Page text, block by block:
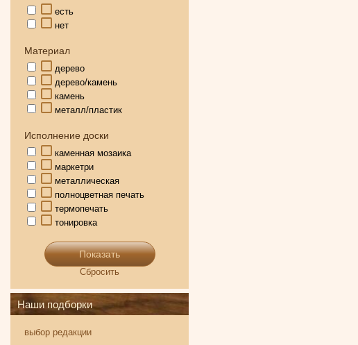
есть
нет
Материал
дерево
дерево/камень
камень
металл/пластик
Исполнение доски
каменная мозаика
маркетри
металлическая
полноцветная печать
термопечать
тонировка
Показать
Сбросить
Наши подборки
выбор редакции